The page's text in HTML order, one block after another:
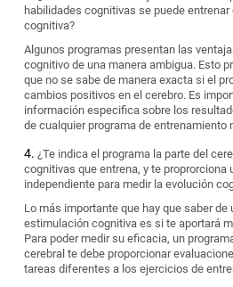
habilidades cognitivas se puede
cognitiva?
Algunos programas presentan las
cognitivo de una manera ambigua. Esto
que no se sabe de manera exacta si el
cambios positivos en el cerebro. Es
información especifica sobre los
de cualquier programa de entrenamiento
¿Te indica el programa la parte del
cognitivas que entrena, y te proprorciona
independiente para medir la evolución
Lo más importante que hay que saber de
estimulación cognitiva es si te aportará
Para poder medir su eficacia, un
cerebral te debe proporcionar
tareas diferentes a los ejercicios de